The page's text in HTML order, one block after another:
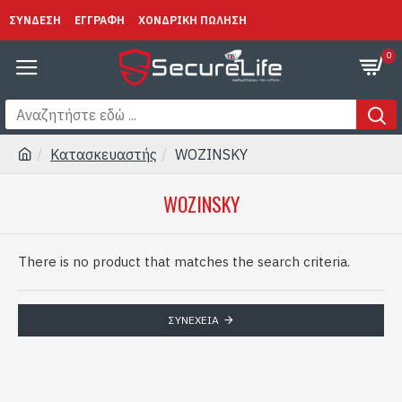
ΣΥΝΔΕΣΗ ΕΓΓΡΑΦΗ ΧΟΝΔΡΙΚΗ ΠΩΛΗΣΗ
0
Κατασκευαστής WOZINSKY
WOZINSKY
There is no product that matches the search criteria.
ΣΥΝΈΧΕΙΑ